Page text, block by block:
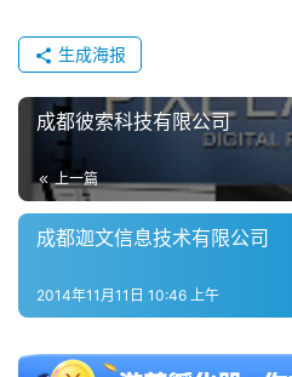
5
十
届
茶
生成海报
成都彼索科技有限公司
上一篇
成都迦文信息技术有限公司
2014年11月11日 10:46 上午